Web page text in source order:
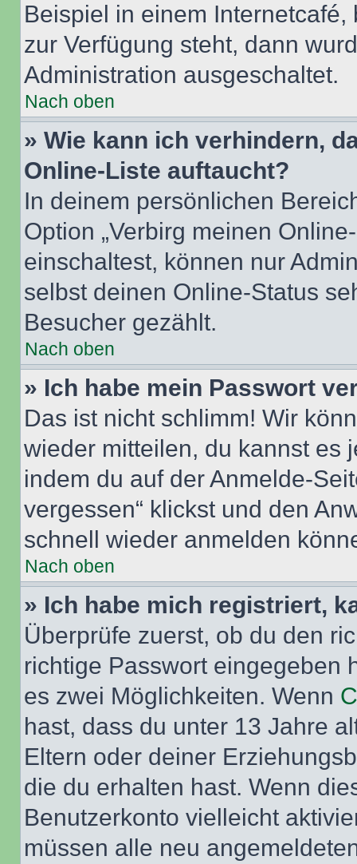
Beispiel in einem
zur Verfügung steht, dann
Administration ausgeschaltet.
Nach oben
» Wie kann ich verhindern,
Online-Liste auftaucht?
In deinem persönlichen
Option „Verbirg meinen
einschaltest, können nur
selbst deinen Online-Status
Besucher gezählt.
Nach oben
» Ich habe mein Passwort
Das ist nicht schlimm! Wir
wieder mitteilen, du kannst es
indem du auf der Anmelde-
vergessen“ klickst und den
schnell wieder anmelden
Nach oben
» Ich habe mich registriert,
Überprüfe zuerst, ob du den
richtige Passwort eingegeben
es zwei Möglichkeiten. Wenn
hast, dass du unter 13 Jahre
Eltern oder deiner
die du erhalten hast. Wenn
Benutzerkonto vielleicht
müssen alle neu